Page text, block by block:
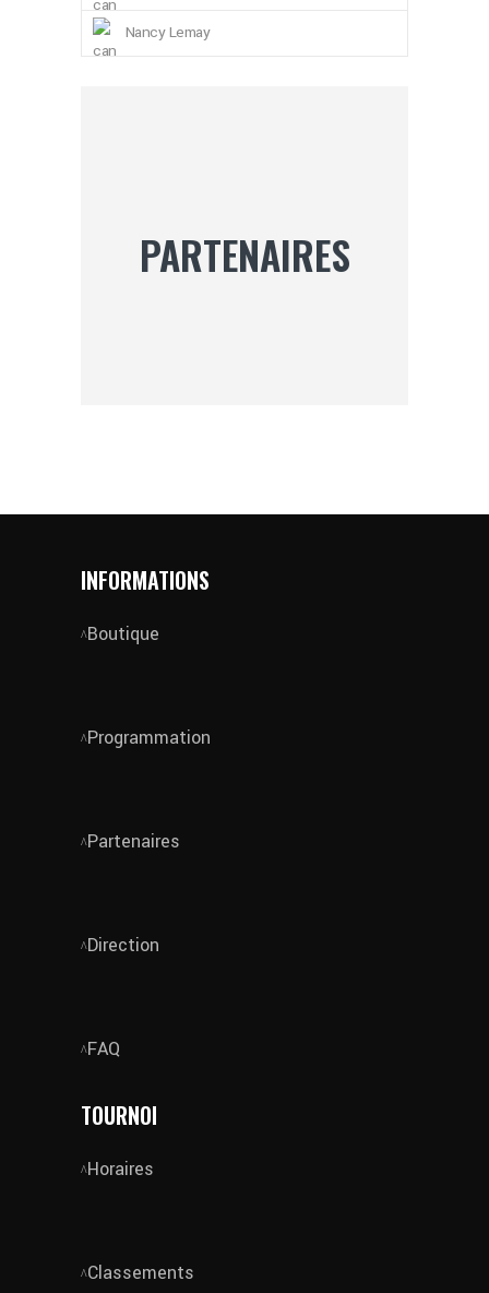
Nancy Lemay
PARTENAIRES
INFORMATIONS
Boutique
Programmation
Partenaires
Direction
FAQ
TOURNOI
Horaires
Classements